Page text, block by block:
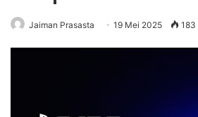
Jaiman Prasasta 19 Mei 2025 183